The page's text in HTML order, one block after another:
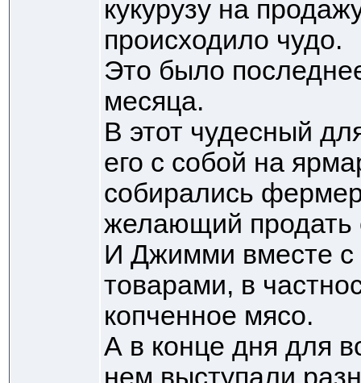
кукурузу на
происходило чудо.
Это было
месяца.
В этот чудесный
его с собой на
собирались
желающий продать
И Джимми вместе с
товарами, в
копченное мясо.
А в конце дня для
нем выступали